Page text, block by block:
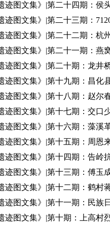
图文集》|第二十四期：侯
图文集》|第二十三期：
图文集》|第二十二期：杭
图文集》|第二十一期：燕
图文集》|第二十期：龙井
图文集》|第十九期：昌化
图文集》|第十八期：赵尔
图文集》|第十七期：交口
图文集》|第十六期：藻溪
图文集》|第十五期：周恩
图文集》|第十四期：告岭
图文集》|第十三期：傅玉
图文集》|第十二期：鹤村
图文集》|第十一期：民族
图文集》|第十期：上高村